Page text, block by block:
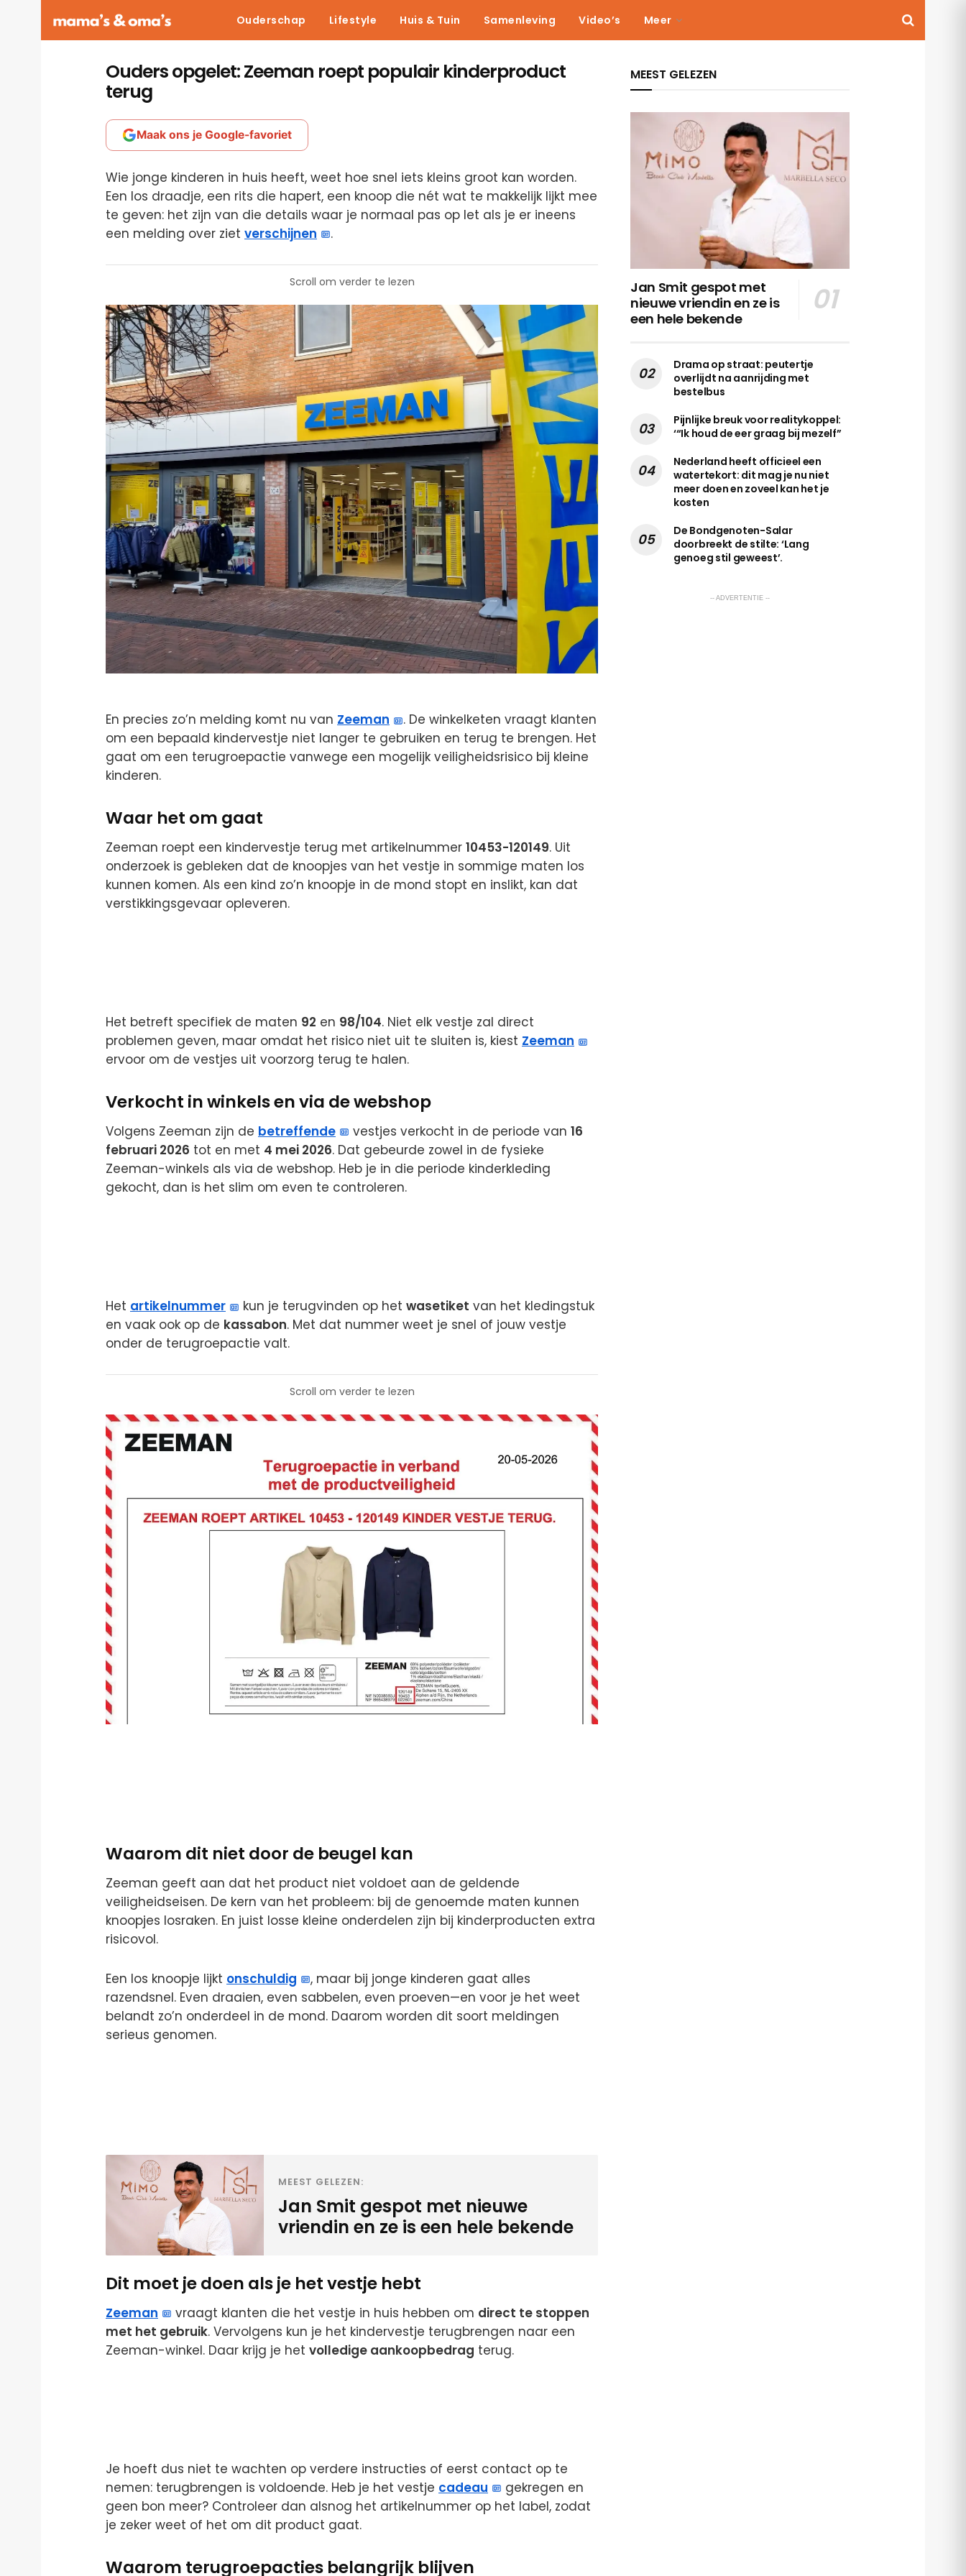
Ouderschap Lifestyle Huis & Tuin Samenleving Video’s Meer
Ouders opgelet: Zeeman roept populair kinderproduct
terug
Maak ons je Google-favoriet
Wie jonge kinderen in huis heeft, weet hoe snel iets kleins groot kan worden.
Een los draadje, een rits die hapert, een knoop die nét wat te makkelijk lijkt mee
te geven: het zijn van die details waar je normaal pas op let als je er ineens
een melding over ziet verschijnen .
Scroll om verder te lezen
En precies zo’n melding komt nu van Zeeman
. De winkelketen vraagt klanten
om een bepaald kindervestje niet langer te gebruiken en terug te brengen. Het
gaat om een terugroepactie vanwege een mogelijk veiligheidsrisico bij kleine
kinderen.
Waar het om gaat
Zeeman roept een kindervestje terug met artikelnummer 10453-120149. Uit
onderzoek is gebleken dat de knoopjes van het vestje in sommige maten los
kunnen komen. Als een kind zo’n knoopje in de mond stopt en inslikt, kan dat
verstikkingsgevaar opleveren.
Het betreft specifiek de maten 92 en 98/104. Niet elk vestje zal direct
problemen geven, maar omdat het risico niet uit te sluiten is, kiest Zeeman
ervoor om de vestjes uit voorzorg terug te halen.
Verkocht in winkels en via de webshop
Volgens Zeeman zijn de betreffende vestjes verkocht in de periode van16
februari 2026 tot en met 4 mei 2026. Dat gebeurde zowel in de fysieke
Zeeman-winkels als via de webshop. Heb je in die periode kinderkleding
gekocht, dan is het slim om even te controleren.
Het artikelnummer kun je terugvinden op hetwasetiket van het kledingstuk
en vaak ook op de kassabon. Met dat nummer weet je snel of jouw vestje
onder de terugroepactie valt.
Scroll om verder te lezen
Waarom dit niet door de beugel kan
Zeeman geeft aan dat het product niet voldoet aan de geldende
veiligheidseisen. De kern van het probleem: bij de genoemde maten kunnen
knoopjes losraken. En juist losse kleine onderdelen zijn bij kinderproducten extra
risicovol.
Een los knoopje lijkt onschuldig
, maar bij jonge kinderen gaat alles
razendsnel. Even draaien, even sabbelen, even proeven—en voor je het weet
belandt zo’n onderdeel in de mond. Daarom worden dit soort meldingen
serieus genomen.
MEEST GELEZEN:
Jan Smit gespot met nieuwe
vriendin en ze is een hele bekende
Dit moet je doen als je het vestje hebt
Zeeman vraagt klanten die het vestje in huis hebben om direct te stoppen
met het gebruik. Vervolgens kun je het kindervestje terugbrengen naar een
Zeeman-winkel. Daar krijg je het volledige aankoopbedrag terug.
Je hoeft dus niet te wachten op verdere instructies of eerst contact op te
nemen: terugbrengen is voldoende. Heb je het vestje cadeau
gekregen en
geen bon meer? Controleer dan alsnog het artikelnummer op het label, zodat
je zeker weet of het om dit product gaat.
Waarom terugroepacties belangrijk blijven
MEEST GELEZEN
Jan Smit gespot met
nieuwe vriendin en ze is
een hele bekende
Drama op straat: peutertje
overlijdt na aanrijding met
bestelbus
Pijnlijke breuk voor realitykoppel:
‘“Ik houd de eer graag bij mezelf”
Nederland heeft officieel een
watertekort: dit mag je nu niet
meer doen en zoveel kan het je
kosten
De Bondgenoten-Salar
doorbreekt de stilte: ‘Lang
genoeg stil geweest’.
-- ADVERTENTIE --